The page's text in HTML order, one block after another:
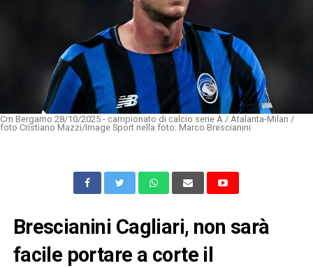
Cm Bergamo 28/10/2025 - campionato di calcio serie A / Atalanta-Milan /
foto Cristiano Mazzi/Image Sport nella foto: Marco Brescianini
Brescianini Cagliari, non sarà
facile portare a corte il